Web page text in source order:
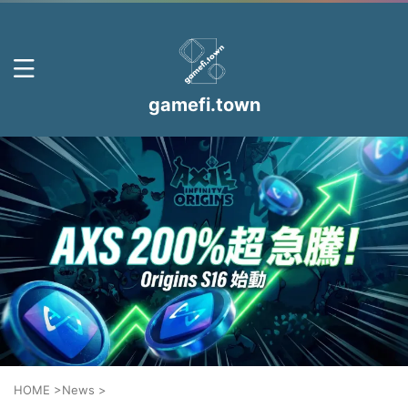
gamefi.town
HOME >News >